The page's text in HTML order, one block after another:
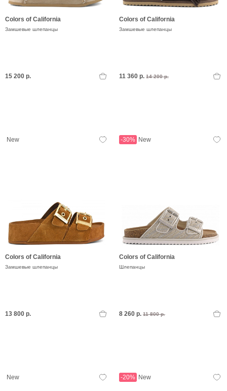
Colors of California
Замшевые шлепанцы
15 200 р.
Colors of California
Замшевые шлепанцы
11 360 р. 14 200 р.
New
Colors of California
Замшевые шлепанцы
13 800 р.
-30% New
Colors of California
Шлепанцы
8 260 р. 11 800 р.
New -20% New